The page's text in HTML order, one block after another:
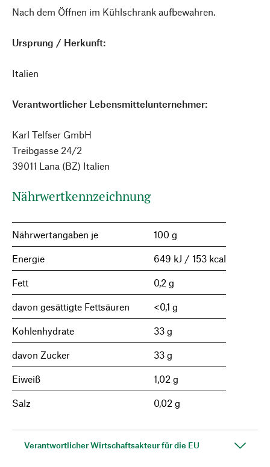
Nach dem Öffnen im Kühlschrank aufbewahren.
Ursprung / Herkunft:
Italien
Verantwortlicher Lebensmittelunternehmer:
Karl Telfser GmbH
Treibgasse 24/2
39011 Lana (BZ) Italien
Nährwertkennzeichnung
Nährwertangaben je 100 g
Energie 649 kJ / 153 kcal
Fett 0,2 g
davon gesättigte Fettsäuren <0,1 g
Kohlenhydrate 33 g
davon Zucker 33 g
Eiweiß 1,02 g
Salz 0,02 g
Verantwortlicher Wirtschaftsakteur für die EU